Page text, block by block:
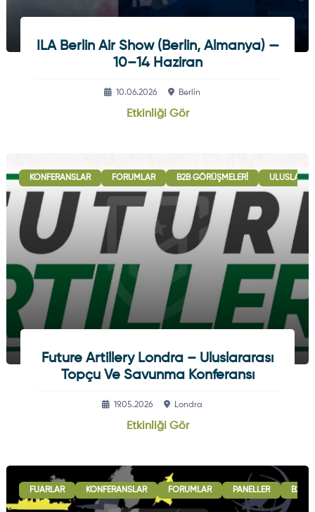
ILA Berlin Air Show (Berlin, Almanya) —
10–14 Haziran
10.06.2026 Berlin
Etkinliği Gör
KONFERANSLAR FORUMLAR B2B GÖRÜŞMELERI
Future Artillery Londra – Uluslararası
Topçu Ve Savunma Konferansı
19.05.2026 Londra
Etkinliği Gör
FUARLAR KONFERANSLAR FORUMLAR PANELLER B2B